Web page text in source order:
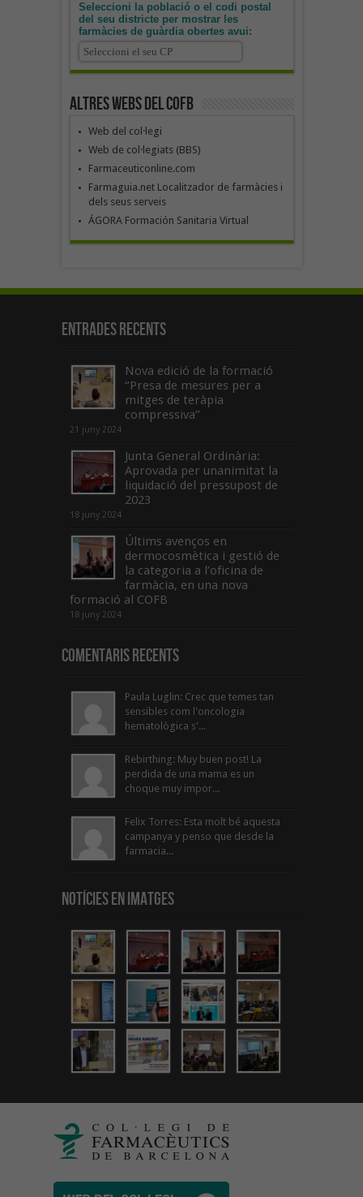
Seleccioni la població o el codi postal
del seu districte per mostrar les
farmàcies de guàrdia obertes avui:
Altres webs del COFB
Web del col·legi
Web de col·legiats (BBS)
Farmaceuticonline.com
Farmaguia.net Localitzador de farmàcies i
dels seus serveis
ÁGORA Formación Sanitaria Virtual
Entrades recents
Nova edició de la formació
“Presa de mesures per a
mitges de teràpia
compressiva”
21 juny 2024
Junta General Ordinària:
Aprovada per unanimitat la
liquidació del pressupost de
2023
18 juny 2024
Últims avenços en
dermocosmètica i gestió de
la categoria a l’oficina de
farmàcia, en una nova
formació al COFB
18 juny 2024
Comentaris Recents
Paula Luglin: Crec que temes tan
sensibles com l'oncologia
hematològica s'...
Rebirthing: Muy buen post! La
perdida de una mama es un
choque muy impor...
Felix Torres: Esta molt bé aquesta
campanya y penso que desde la
farmacia...
Notícies en Imatges